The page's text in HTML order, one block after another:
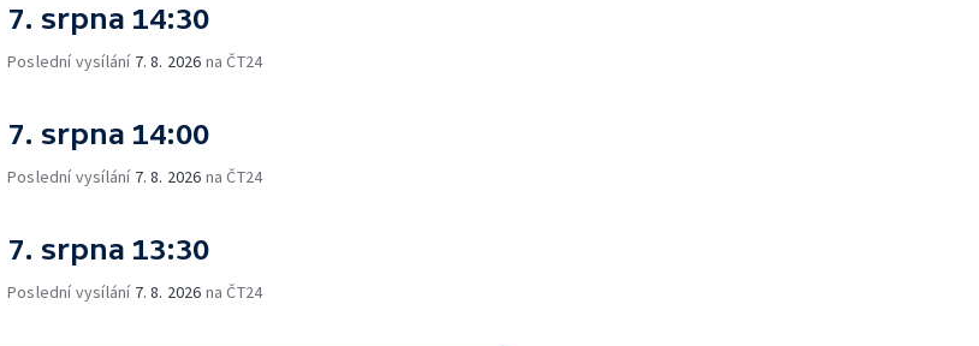
7. srpna 14:30
Poslední vysílání 7. 8. 2026 na ČT24
7. srpna 14:00
Poslední vysílání 7. 8. 2026 na ČT24
7. srpna 13:30
Poslední vysílání 7. 8. 2026 na ČT24